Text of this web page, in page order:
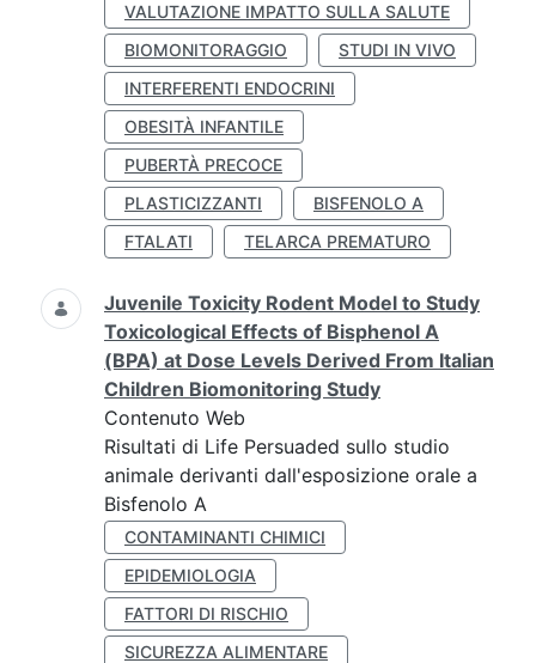
VALUTAZIONE IMPATTO SULLA SALUTE
BIOMONITORAGGIO
STUDI IN VIVO
INTERFERENTI ENDOCRINI
OBESITÀ INFANTILE
PUBERTÀ PRECOCE
PLASTICIZZANTI
BISFENOLO A
FTALATI
TELARCA PREMATURO
Juvenile Toxicity Rodent Model to Study
Toxicological Effects of Bisphenol A
(BPA) at Dose Levels Derived From Italian
Children Biomonitoring Study
Contenuto Web
Risultati di Life Persuaded sullo studio
animale derivanti dall'esposizione orale a
Bisfenolo A
CONTAMINANTI CHIMICI
EPIDEMIOLOGIA
FATTORI DI RISCHIO
SICUREZZA ALIMENTARE